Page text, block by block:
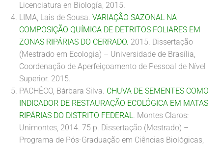
Licenciatura en Biología, 2015.
LIMA, Lais de Sousa. VARIAÇÃO SAZONAL NA
COMPOSIÇÃO QUÍMICA DE DETRITOS FOLIARES EM
ZONAS RIPÁRIAS DO CERRADO. 2015. Dissertação
(Mestrado em Ecologia) – Universidade de Brasília,
Coordenação de Aperfeiçoamento de Pessoal de Nível
Superior. 2015.
PACHÊCO, Bárbara Silva. CHUVA DE SEMENTES COMO
INDICADOR DE RESTAURAÇÃO ECOLÓGICA EM MATAS
RIPÁRIAS DO DISTRITO FEDERAL. Montes Claros:
Unimontes, 2014. 75 p. Dissertação (Mestrado) –
Programa de Pós-Graduação em Ciências Biológicas,